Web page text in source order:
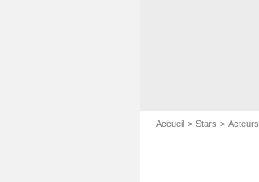
Accueil Stars Acteurs